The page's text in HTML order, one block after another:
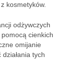
kosmetyków.
odżywczych
cienkich
omijanie
tych